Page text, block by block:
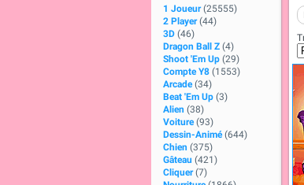
1 Joueur (25555)
2 Player (44)
3D (46)
Dragon Ball Z (4)
Shoot 'Em Up (29)
Compte Y8 (1553)
Arcade (34)
Beat 'Em Up (3)
Alien (38)
Voiture (93)
Dessin-Animé (644)
Chien (375)
Gâteau (421)
Cliquer (7)